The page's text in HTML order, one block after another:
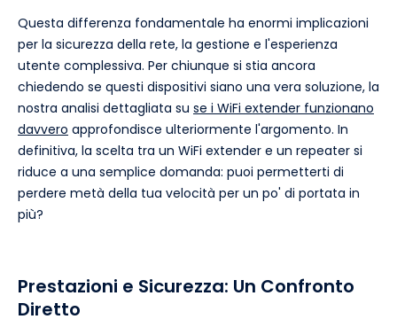
Questa differenza fondamentale ha enormi implicazioni
per la sicurezza della rete, la gestione e l'esperienza
utente complessiva. Per chiunque si stia ancora
chiedendo se questi dispositivi siano una vera soluzione, la
nostra analisi dettagliata su se i WiFi extender funzionano
davvero approfondisce ulteriormente l'argomento. In
definitiva, la scelta tra un WiFi extender e un repeater si
riduce a una semplice domanda: puoi permetterti di
perdere metà della tua velocità per un po' di portata in
più?
Prestazioni e Sicurezza: Un Confronto
Diretto